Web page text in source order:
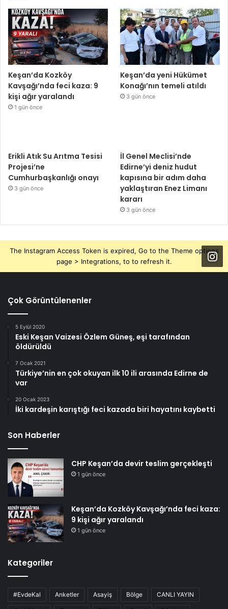
Keşan’da Kozköy
Kavşağı’nda feci kaza: 9
kişi ağır yaralandı
1 gün önce
Keşan’da yeni Hükümet
Konağı’nın temeli atıldı
3 gün önce
Erikli Atık Su Arıtma Tesisi
Projesi’ne
Cumhurbaşkanlığı onayı
3 gün önce
İl Genel Meclisi’nde
Edirne’yi deniz hudut
kapısına bir adım daha
yaklaştıran Enez Limanı
kararı
3 gün önce
The Instagram Access Token is expired, Go to the Theme options
page > Integrations, to to refresh it.
Çok Görüntülenenler
5 Eylül 2020
Eski Keşan Vaizesi Özlem Güneş, eşi tarafından
öldürüldü
7 Ocak 2021
Türkiye’nin en çok okuyan ilk 10 ili arasında Edirne de
var
20 Ocak 2023
İki kardeşin karıştığı feci kazada biri hayatını kaybetti
Son Haberler
CHP Keşan’da devir teslim gerçekleşti
1 gün önce
Keşan’da Kozköy Kavşağı’nda feci kaza:
9 kişi ağır yaralandı
1 gün önce
Kategoriler
#EvdeKal Anketler Asayiş Bölge CANLI YAYIN